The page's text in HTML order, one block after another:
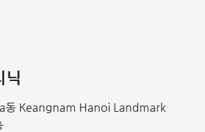
이러스를 예방합니다.
에도 필요에 따라 다양한 선택 예방접종
. 현재 영유아를 위한 종합 예방접종 비
닉
동 Keangnam Hanoi Landmark